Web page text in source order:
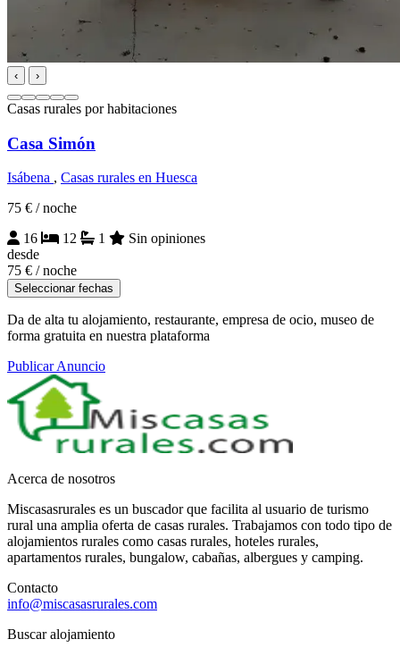
‹ ›
Casas rurales por habitaciones
Casa Simón
Isábena , Casas rurales en Huesca
75 € / noche
16
12 1
Sin opiniones
desde
75 € / noche
Seleccionar fechas
Da de alta tu alojamiento, restaurante, empresa de ocio, museo de
forma gratuita en nuestra plataforma
Publicar Anuncio
Acerca de nosotros
Miscasasrurales es un buscador que facilita al usuario de turismo
rural una amplia oferta de casas rurales. Trabajamos con todo tipo de
alojamientos rurales como casas rurales, hoteles rurales,
apartamentos rurales, bungalow, cabañas, albergues y camping.
Contacto
info@miscasasrurales.com
Buscar alojamiento